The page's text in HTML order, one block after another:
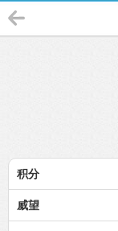
积分
威望